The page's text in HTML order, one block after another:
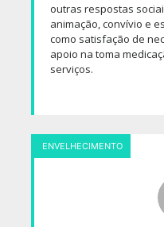
outras respostas
animação, convívio e
como satisfação de
apoio na toma
serviços.
ENVELHECIMENTO